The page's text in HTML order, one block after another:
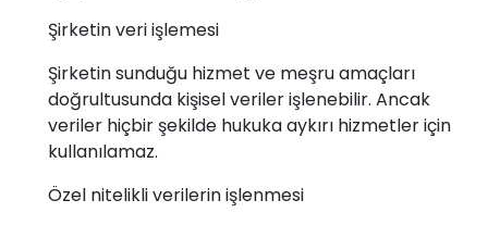
Şirketin veri işlemesi
Şirketin sunduğu hizmet ve meşru amaçları
doğrultusunda kişisel veriler işlenebilir. Ancak
veriler hiçbir şekilde hukuka aykırı hizmetler için
kullanılamaz.
Özel nitelikli verilerin işlenmesi